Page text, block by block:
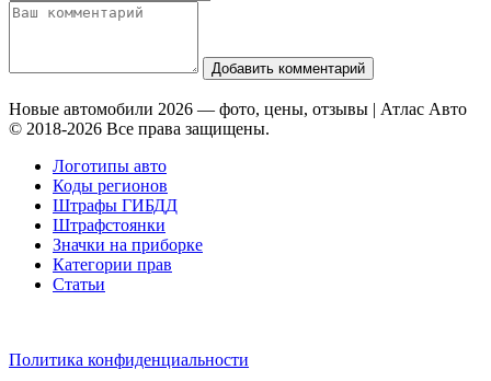
Добавить комментарий
Новые автомобили 2026 — фото, цены, отзывы | Атлас Авто
© 2018-2026 Все права защищены.
Логотипы авто
Коды регионов
Штрафы ГИБДД
Штрафстоянки
Значки на приборке
Категории прав
Статьи
Политика конфиденциальности